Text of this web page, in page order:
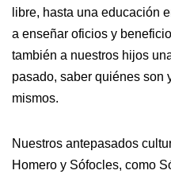
libre, hasta una educación
a enseñar oficios y
también a nuestros hijos
pasado, saber quiénes son
mismos.
Nuestros antepasados
Homero y Sófocles, como